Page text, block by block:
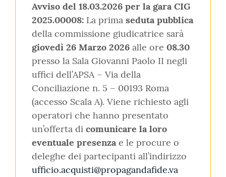
Avviso del 18.03.2026 per la gara CIG
2025.00008: La prima seduta pubblica
della commissione giudicatrice sarà
giovedì 26 Marzo 2026 alle ore 08.30
presso la Sala Giovanni Paolo II negli
uffici dell’APSA – Via della
Conciliazione n. 5 – 00193 Roma
(accesso Scala A). Viene richiesto agli
operatori che hanno presentato
un’offerta di comunicare la loro
eventuale presenzae le procure o
deleghe dei partecipanti all’indirizzo
ufficio.acquisti@propagandafide.va